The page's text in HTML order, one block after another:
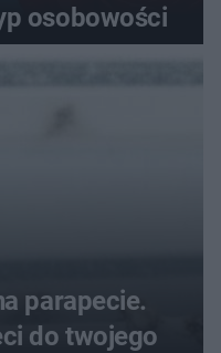
osobowości
parapecie.
do twojego